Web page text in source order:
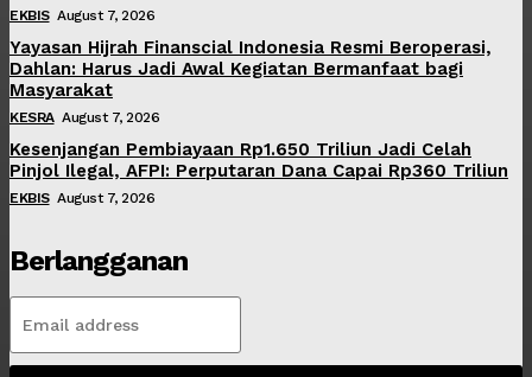
EKBIS August 7, 2026
Yayasan Hijrah Finanscial Indonesia Resmi Beroperasi,
Dahlan: Harus Jadi Awal Kegiatan Bermanfaat bagi
Masyarakat
KESRA August 7, 2026
Kesenjangan Pembiayaan Rp1.650 Triliun Jadi Celah
Pinjol Ilegal, AFPI: Perputaran Dana Capai Rp360 Triliun
EKBIS August 7, 2026
Berlangganan